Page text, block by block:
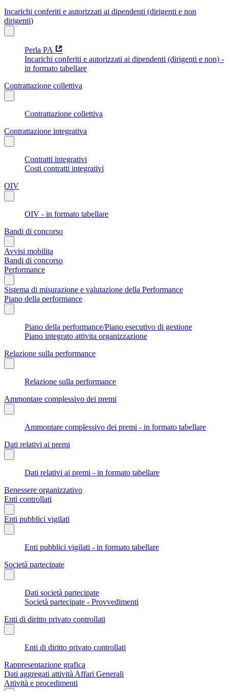
Incarichi conferiti e autorizzati ai dipendenti (dirigenti e non
dirigenti)
Perla PA
Incarichi conferiti e autorizzati ai dipendenti (dirigenti e non) -
in formato tabellare
Contrattazione collettiva
Contrattazione collettiva
Contrattazione integrativa
Contratti integrativi
Costi contratti integrativi
OIV
OIV - in formato tabellare
Bandi di concorso
Avvisi mobilita
Bandi di concorso
Performance
Sistema di misurazione e valutazione della Performance
Piano della performance
Piano della performance/Piano esecutivo di gestione
Piano integrato attivita organizzazione
Relazione sulla performance
Relazione sulla performance
Ammontare complessivo dei premi
Ammontare complessivo dei premi - in formato tabellare
Dati relativi ai premi
Dati relativi ai premi - in formato tabellare
Benessere organizzativo
Enti controllati
Enti pubblici vigilati
Enti pubblici vigilati - in formato tabellare
Società partecipate
Dati società partecipate
Società partecipate - Provvedimenti
Enti di diritto privato controllati
Enti di diritto privato controllati
Rappresentazione grafica
Dati aggregati attività Affari Generali
Attività e procedimenti